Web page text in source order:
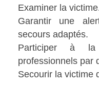
Examiner la
Garantir une
secours adaptés.
Participer à
professionnels par
Secourir la victime